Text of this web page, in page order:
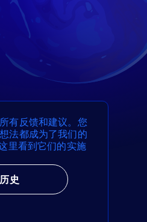
有反馈和建议。您
法都成为了我们的
里看到它们的实施
史